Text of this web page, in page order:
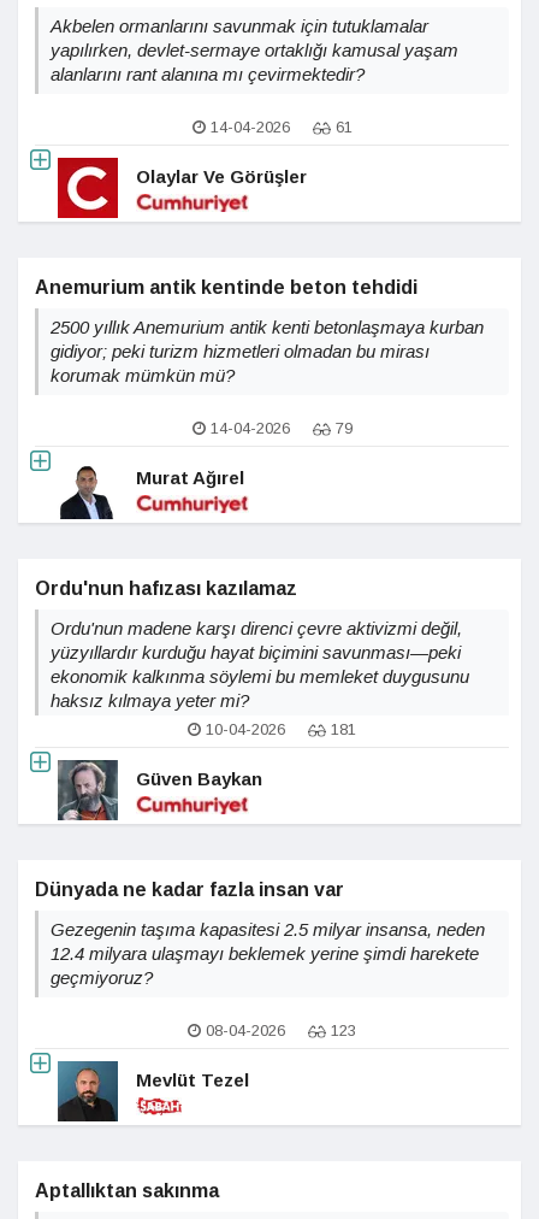
Akbelen ormanlarını savunmak için tutuklamalar
yapılırken, devlet-sermaye ortaklığı kamusal yaşam
alanlarını rant alanına mı çevirmektedir?
14-04-2026 61
Olaylar Ve Görüşler
Anemurium antik kentinde beton tehdidi
2500 yıllık Anemurium antik kenti betonlaşmaya kurban
gidiyor; peki turizm hizmetleri olmadan bu mirası
korumak mümkün mü?
14-04-2026 79
Murat Ağırel
Ordu'nun hafızası kazılamaz
Ordu'nun madene karşı direnci çevre aktivizmi değil,
yüzyıllardır kurduğu hayat biçimini savunması—peki
ekonomik kalkınma söylemi bu memleket duygusunu
haksız kılmaya yeter mi?
10-04-2026 181
Güven Baykan
Dünyada ne kadar fazla insan var
Gezegenin taşıma kapasitesi 2.5 milyar insansa, neden
12.4 milyara ulaşmayı beklemek yerine şimdi harekete
geçmiyoruz?
08-04-2026 123
Mevlüt Tezel
Aptallıktan sakınma